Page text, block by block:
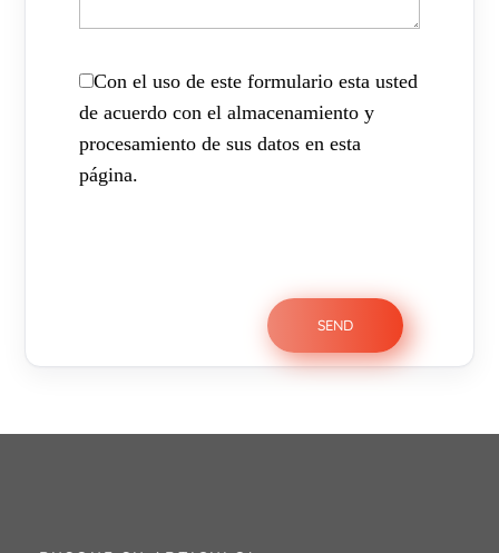
Con el uso de este formulario esta usted
de acuerdo con el almacenamiento y
procesamiento de sus datos en esta
página.